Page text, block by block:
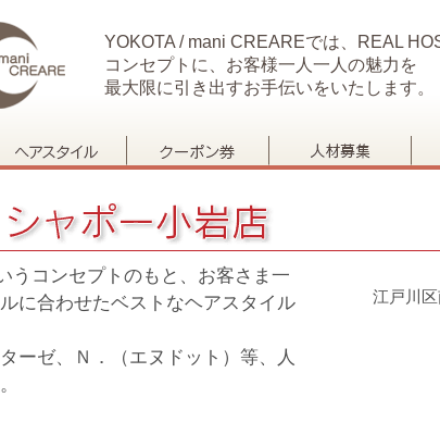
YOKOTA / mani CREAREでは、REAL
コンセプトに、お客様一人一人の魅力を
最大限に引き出すお手伝いをいたします。
うコンセプトのもと、お客さま一
に合わせたベストなヘアスタイル
ーゼ、Ｎ．（エヌドット）等、人
江戸川